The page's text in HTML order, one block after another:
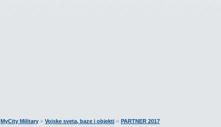
MyCity Military » Vojske sveta, baze i objekti » PARTNER 2017